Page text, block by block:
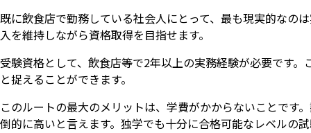
既に飲食店で勤務している社会人にとって、最も現実的なの
入を維持しながら資格取得を目指せます。
受験資格として、飲食店等で2年以上の実務経験が必要です
と捉えることができます。
このルートの最大のメリットは、学費がかからないことです
倒的に高いと言えます。独学でも十分に合格可能なレベルの